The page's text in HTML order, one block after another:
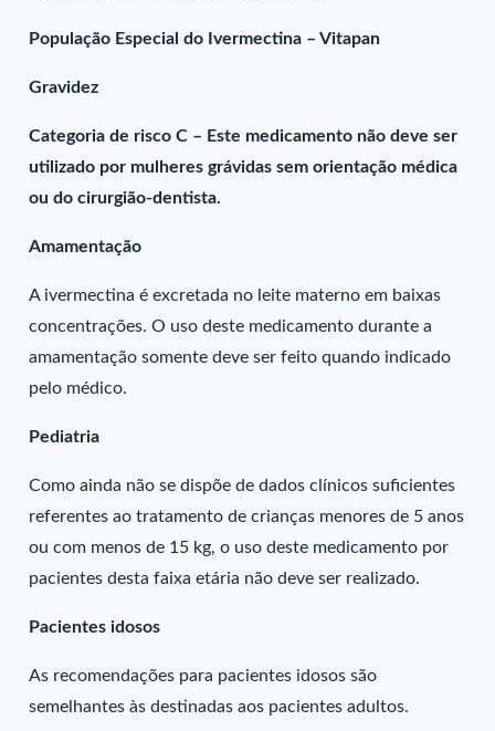
População Especial do Ivermectina – Vitapan
Gravidez
Categoria de risco C – Este medicamento não deve ser
utilizado por mulheres grávidas sem orientação médica
ou do cirurgião-dentista.
Amamentação
A ivermectina é excretada no leite materno em baixas
concentrações. O uso deste medicamento durante a
amamentação somente deve ser feito quando indicado
pelo médico.
Pediatria
Como ainda não se dispõe de dados clínicos suficientes
referentes ao tratamento de crianças menores de 5 anos
ou com menos de 15 kg, o uso deste medicamento por
pacientes desta faixa etária não deve ser realizado.
Pacientes idosos
As recomendações para pacientes idosos são
semelhantes às destinadas aos pacientes adultos.